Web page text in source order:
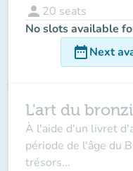
person 20 seats
No slots available
date_rangeNext
L'art du
À l'aide d'un livret
période de l'âge du
trésors...